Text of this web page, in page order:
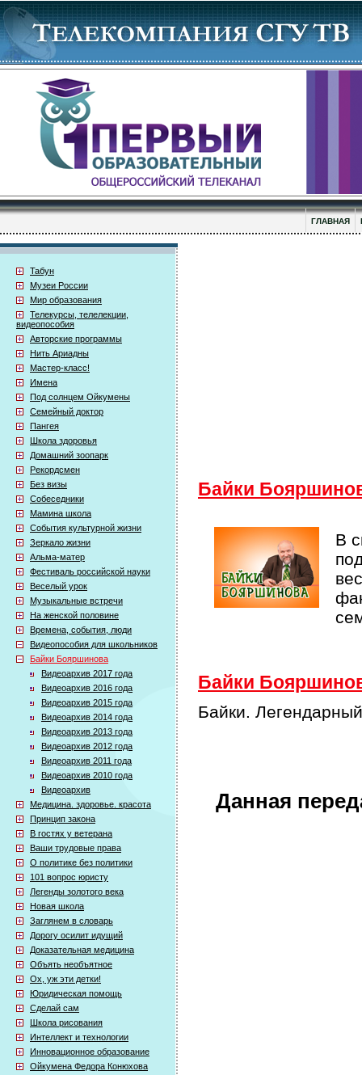
ГЛАВНАЯ
Табун
Музеи России
Мир образования
Телекурсы, телелекции,
видеопособия
Авторские программы
Нить Ариадны
Мастер-класс!
Имена
Под солнцем Ойкумены
Семейный доктор
Пангея
Школа здоровья
Домашний зоопарк
Рекордсмен
Без визы
Собеседники
Мамина школа
События культурной жизни
Зеркало жизни
Альма-матер
Фестиваль российской науки
Веселый урок
Музыкальные встречи
На женской половине
Времена, события, люди
Видеопособия для школьников
Байки Бояршинова
Видеоархив 2017 года
Видеоархив 2016 года
Видеоархив 2015 года
Видеоархив 2014 года
Видеоархив 2013 года
Видеоархив 2012 года
Видеоархив 2011 года
Видеоархив 2010 года
Видеоархив
Медицина. здоровье. красота
Принцип закона
В гостях у ветерана
Ваши трудовые права
О политике без политики
101 вопрос юристу
Легенды золотого века
Новая школа
Заглянем в словарь
Дорогу осилит идущий
Доказательная медицина
Объять необъятное
Ох, уж эти детки!
Юридическая помощь
Сделай сам
Школа рисования
Интеллект и технологии
Инновационное образование
Ойкумена Федора Конюхова
Байки
В
Байки
Байки.
Данная